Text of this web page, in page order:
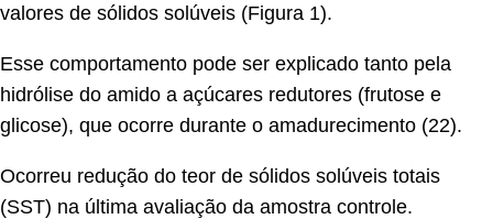
valores de sólidos solúveis (Figura 1).
Esse comportamento pode ser explicado tanto pela
hidrólise do amido a açúcares redutores (frutose e
glicose), que ocorre durante o amadurecimento (22).
Ocorreu redução do teor de sólidos solúveis totais
(SST) na última avaliação da amostra controle.